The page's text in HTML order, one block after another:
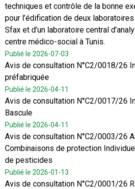
techniques et contrôle de la bonne
pour l’édification de deux
Sfax et d’un laboratoire central
centre médico-social à Tunis.
Publié le 2026-07-03
Avis de consultation N°C2/0018/26
préfabriquée
Publié le 2026-04-11
Avis de consultation N°C2/0017/26
Bascule
Publié le 2026-04-11
Avis de consultation N°C2/0003/26
Combinaisons de protection
de pesticides
Publié le 2026-01-13
Avis de consultation N°C2/0001/26